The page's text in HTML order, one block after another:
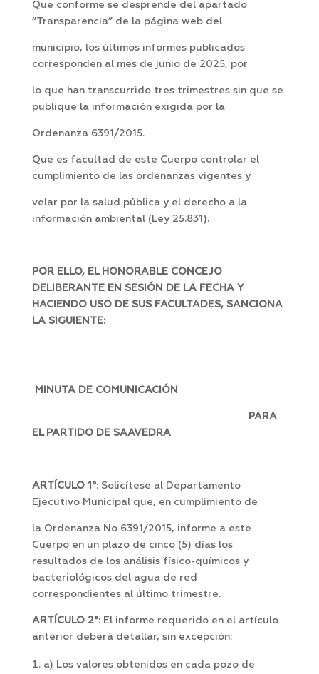
Que conforme se desprende del apartado
“Transparencia” de la página web del
municipio, los últimos informes publicados
corresponden al mes de junio de 2025, por
lo que han transcurrido tres trimestres sin que se
publique la información exigida por la
Ordenanza 6391/2015.
Que es facultad de este Cuerpo controlar el
cumplimiento de las ordenanzas vigentes y
velar por la salud pública y el derecho a la
información ambiental (Ley 25.831).
POR ELLO, EL HONORABLE CONCEJO
DELIBERANTE EN SESIÓN DE LA FECHA Y
HACIENDO USO DE SUS FACULTADES, SANCIONA
LA SIGUIENTE:
MINUTA DE COMUNICACIÓN
PARA
EL PARTIDO DE SAAVEDRA
ARTÍCULO 1°: Solicítese al Departamento
Ejecutivo Municipal que, en cumplimiento de
la Ordenanza No 6391/2015, informe a este
Cuerpo en un plazo de cinco (5) días los
resultados de los análisis físico-químicos y
bacteriológicos del agua de red
correspondientes al último trimestre.
ARTÍCULO 2°: El informe requerido en el artículo
anterior deberá detallar, sin excepción:
a) Los valores obtenidos en cada pozo de